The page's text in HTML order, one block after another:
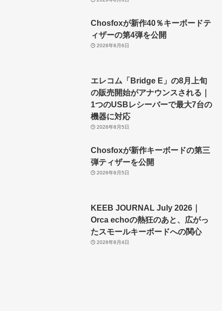
Chosfoxが新作40％キーボードテ
ィザーの第4弾を公開
2026年8月6日
エレコム「Bridge E」の8月上旬
の販売開始がアナウンスされる｜
1つのUSBレシーバーで最大7台の
機器に対応
2026年8月5日
Chosfoxが新作キーボードの第三
弾ティザーを公開
2026年8月5日
KEEB JOURNAL July 2026｜
Orca echoの熱狂のあと、広がっ
たスモールキーボードへの関心
2026年8月4日